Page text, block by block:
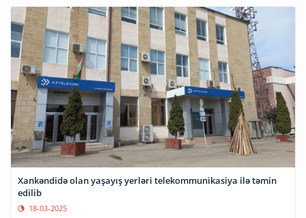
Xankəndidə olan yaşayış yerləri telekommunikasiya ilə təmin
edilib
18-03-2025